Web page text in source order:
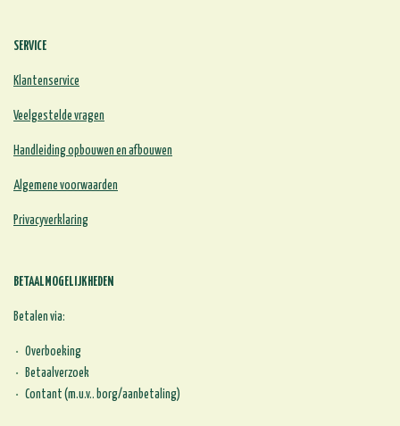
SERVICE
Klantenservice
Veelgestelde vragen
Handleiding opbouwen en afbouwen
Algemene voorwaarden
Privacyverklaring
BETAALMOGELIJKHEDEN
Betalen via:
Overboeking
Betaalverzoek
Contant (m.u.v.. borg/aanbetaling)